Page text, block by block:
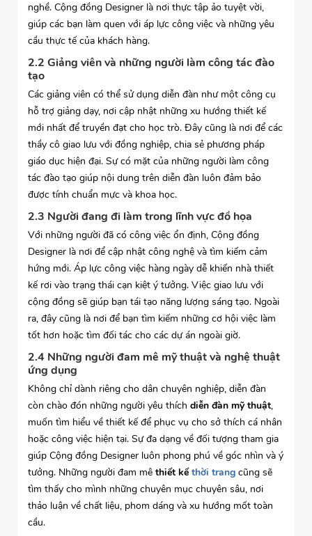
nghề. Cộng đồng Designer là nơi thực tập ảo tuyệt vời,
giúp các bạn làm quen với áp lực công việc và những yêu
cầu thực tế của khách hàng.
2.2 Giảng viên và những người làm công tác đào
tạo
Các giảng viên có thể sử dụng diễn đàn như một công cụ
hỗ trợ giảng dạy, nơi cập nhật những xu hướng thiết kế
mới nhất để truyền đạt cho học trò. Đây cũng là nơi để các
thầy cô giao lưu với đồng nghiệp, chia sẻ phương pháp
giáo dục hiện đại. Sự có mặt của những người làm công
tác đào tạo giúp nội dung trên diễn đàn luôn đảm bảo
được tính chuẩn mực và khoa học.
2.3 Người đang đi làm trong lĩnh vực đồ họa
Với những người đã có công việc ổn định, Cộng đồng
Designer là nơi để cập nhật công nghệ và tìm kiếm cảm
hứng mới. Áp lực công việc hàng ngày dễ khiến nhà thiết
kế rơi vào trạng thái cạn kiệt ý tưởng. Việc giao lưu với
cộng đồng sẽ giúp bạn tái tạo năng lượng sáng tạo. Ngoài
ra, đây cũng là nơi để bạn tìm kiếm những cơ hội việc làm
tốt hơn hoặc tìm đối tác cho các dự án ngoài giờ.
2.4 Những người đam mê mỹ thuật và nghệ thuật
ứng dụng
Không chỉ dành riêng cho dân chuyên nghiệp, diễn đàn
còn chào đón những người yêu thích diễn đàn mỹ thuật,
muốn tìm hiểu về thiết kế để phục vụ cho sở thích cá nhân
hoặc công việc hiện tại. Sự đa dạng về đối tượng tham gia
giúp Cộng đồng Designer luôn phong phú về góc nhìn và ý
tưởng. Những người đam mê thiết kếthời trang cũng sẽ
tìm thấy cho mình những chuyên mục chuyên sâu, nơi
thảo luận về chất liệu, phom dáng và xu hướng mốt toàn
cầu.